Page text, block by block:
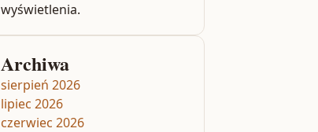
wyświetlenia.
Archiwa
sierpień 2026
lipiec 2026
czerwiec 2026